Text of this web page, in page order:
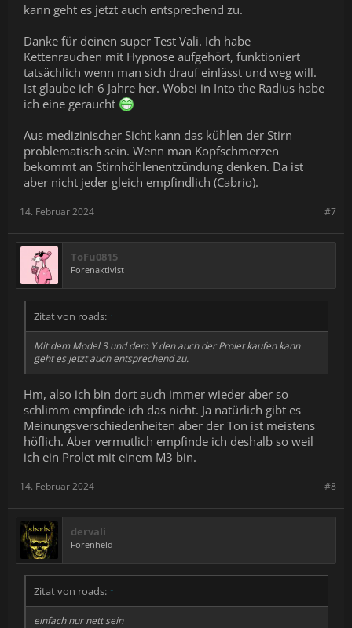
kann geht es jetzt auch entsprechend zu.
Danke für deinen super Test Vali. Ich habe
Kettenrauchen mit Hypnose aufgehört, funktioniert
tatsächlich wenn man sich drauf einlässt und weg will.
Ist glaube ich 6 Jahre her. Wobei in Into the Radius habe
ich eine geraucht
Aus medizinischer Sicht kann das kühlen der Stirn
problematisch sein. Wenn man Kopfschmerzen
bekommt an Stirnhöhlenentzündung denken. Da ist
aber nicht jeder gleich empfindlich (Cabrio).
#7
14. Februar 2024
ToFu0815
Forenaktivist
Zitat von roads: ↑
Mit dem Model 3 und dem Y den auch der Prolet kaufen kann
geht es jetzt auch entsprechend zu.
Hm, also ich bin dort auch immer wieder aber so
schlimm empfinde ich das nicht. Ja natürlich gibt es
Meinungsverschiedenheiten aber der Ton ist meistens
höflich. Aber vermutlich empfinde ich deshalb so weil
ich ein Prolet mit einem M3 bin.
#8
14. Februar 2024
dervali
Forenheld
Zitat von roads: ↑
einfach nur nett sein